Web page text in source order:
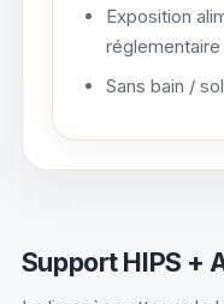
Exposition
Sans bain /
Support HIPS +